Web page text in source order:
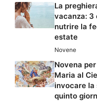
La
vacanza: 3
nutrire la
estate
Novene
Novena per
Maria al
invocare la
quinto